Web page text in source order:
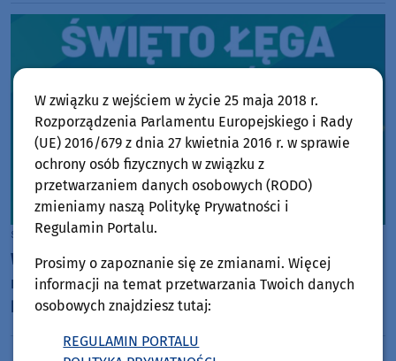
sobota, 8 sierpnia 2026, 08:13
W sobotę (8.08) Święto Łęga i tradycyjne
mistrzostwa w rzucie kapustą. Gwiazdą wieczoru
będzie zespół Mejk
W związku z wejściem w życie 25 maja 2018 r.
Rozporządzenia Parlamentu Europejskiego i Rady
(UE) 2016/679 z dnia 27 kwietnia 2016 r. w sprawie
ochrony osób fizycznych w związku z
przetwarzaniem danych osobowych (RODO)
zmieniamy naszą Politykę Prywatności i
Regulamin Portalu.
Prosimy o zapoznanie się ze zmianami. Więcej
informacji na temat przetwarzania Twoich danych
osobowych znajdziesz tutaj:
REGULAMIN PORTALU